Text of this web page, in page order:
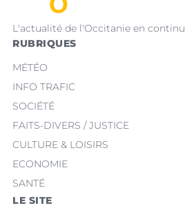
L'actualité de l'Occitanie en continu
RUBRIQUES
MÉTÉO
INFO TRAFIC
SOCIÉTÉ
FAITS-DIVERS / JUSTICE
CULTURE & LOISIRS
ECONOMIE
SANTÉ
LE SITE